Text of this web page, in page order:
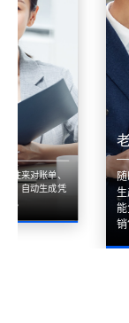
往来对账单、
表，自动生成凭
表。